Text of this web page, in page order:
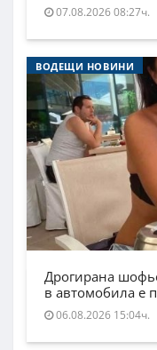
07.08.2026 08:27ч.
ВОДЕЩИ НОВИНИ
Дрогирана
в автомобила е
06.08.2026 15:04ч.